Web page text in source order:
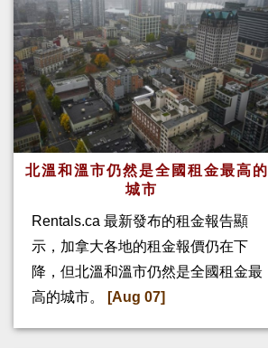
北溫和溫市仍然是全國租金最高的
城市
Rentals.ca 最新發布的租金報告顯
示，加拿大各地的租金報價仍在下
降，但北溫和溫市仍然是全國租金最
高的城市。
[Aug 07]